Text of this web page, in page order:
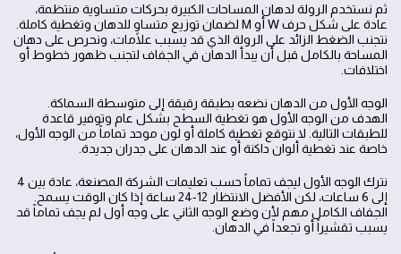
ثم نستخدم الرولة لدهان المساحات الكبيرة بحركات متساوية منتظمة،
عادة على شكل حرف W أو M لضمان توزيع متساوٍ للدهان وتغطية كاملة.
نتجنب الضغط الزائد على الرولة الذي قد يسبب علامات، ونحرص على دهان
المساحة بالكامل قبل أن يبدأ الدهان في الجفاف لتجنب ظهور خطوط أو
اختلافات.
الوجه الأول من الدهان نضعه بطبقة رقيقة إلى متوسطة السماكة.
الهدف من الوجه الأول هو تغطية السطح بشكل عام وتوفير قاعدة
للطبقات التالية. لا نتوقع تغطية كاملة أو لون موحد تماماً من الوجه الأول،
خاصة عند تغطية ألوان داكنة أو عند الدهان على جدران جديدة.
نترك الوجه الأول ليجف تماماً حسب تعليمات الشركة المصنعة، عادة بين 4
إلى 6 ساعات، لكن الأفضل الانتظار 12-24 ساعة إذا كان الوقت يسمح.
الجفاف الكامل مهم لأن وضع الوجه الثاني على وجه أول لم يجف تماماً قد
يسبب تقشيراً أو تجعداً في الدهان.